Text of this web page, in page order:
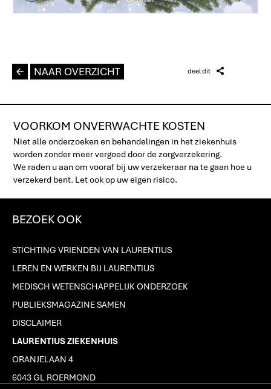
deel dit Z
L NAAR OVERZICHT
VOORKOM ONVERWACHTE KOSTEN
Niet alle onderzoeken en behandelingen in het ziekenhuis
worden zonder meer vergoed door de zorgverzekering.
We raden u aan om vooraf bij uw verzekeraar na te gaan hoe u
verzekerd bent. Let ook op uw eigen risico.
BEZOEK OOK
STICHTING VRIENDEN VAN LAURENTIUS
LEREN EN WERKEN BIJ LAURENTIUS
MEDISCH WETENSCHAPPELIJK ONDERZOEK
PUBLIEKSMAGAZINE SAMEN
DISCLAIMER
LAURENTIUS ZIEKENHUIS
ORANJELAAN 4
6043 GL ROERMOND